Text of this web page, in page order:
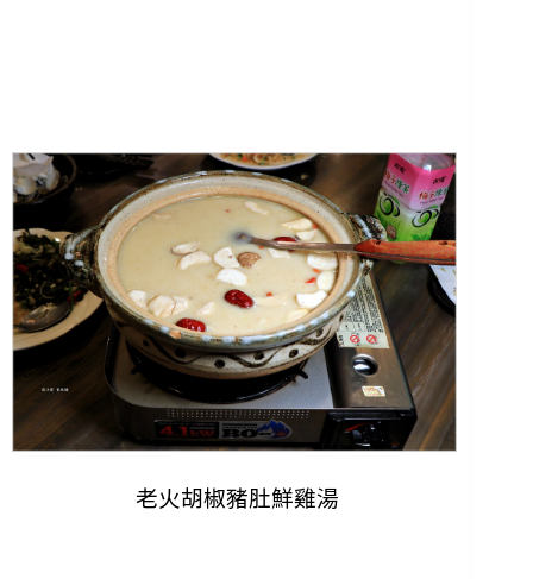
老火胡椒豬肚鮮雞湯